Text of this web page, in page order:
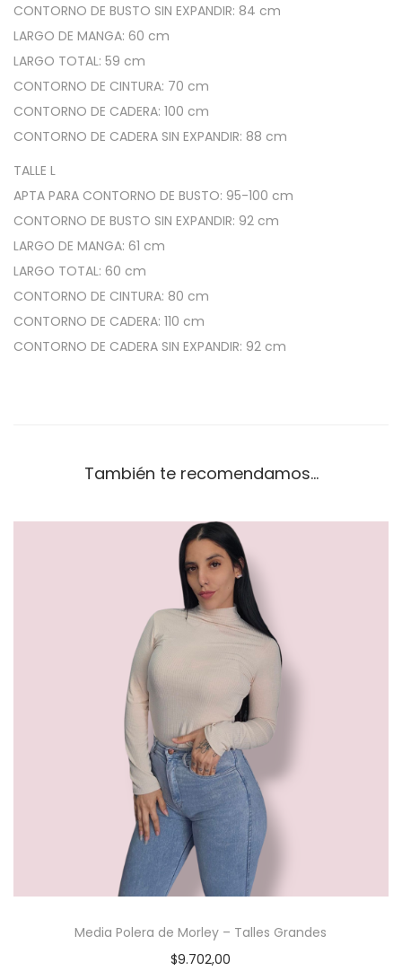
l
e
s
C
h
i
o
s
c
a
n
t
i
CONTORNO DE BUSTO SIN EXPANDIR: 84 cm
LARGO DE MANGA: 60 cm
LARGO TOTAL: 59 cm
CONTORNO DE CINTURA: 70 cm
CONTORNO DE CADERA: 100 cm
CONTORNO DE CADERA SIN EXPANDIR: 88 cm
TALLE L
APTA PARA CONTORNO DE BUSTO: 95-100 cm
CONTORNO DE BUSTO SIN EXPANDIR: 92 cm
LARGO DE MANGA: 61 cm
LARGO TOTAL: 60 cm
CONTORNO DE CINTURA: 80 cm
CONTORNO DE CADERA: 110 cm
CONTORNO DE CADERA SIN EXPANDIR: 92 cm
También te recomendamos…
Media Polera de Morley – Talles Grandes
$9.702,00